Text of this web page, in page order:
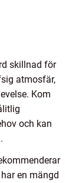
skillnad för
atmosfär,
Kom
och kan
en mängd